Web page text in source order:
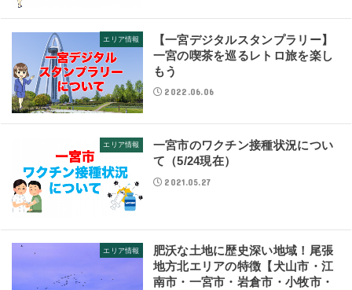
エリア情報
【一宮デジタルスタンプラリー】
一宮の喫茶を巡るレトロ旅を楽し
もう
2022.06.06
エリア情報
一宮市のワクチン接種状況につい
て（5/24現在）
2021.05.27
エリア情報
肥沃な土地に歴史深い地域！尾張
地方北エリアの特徴【犬山市・江
南市・一宮市・岩倉市・小牧市・